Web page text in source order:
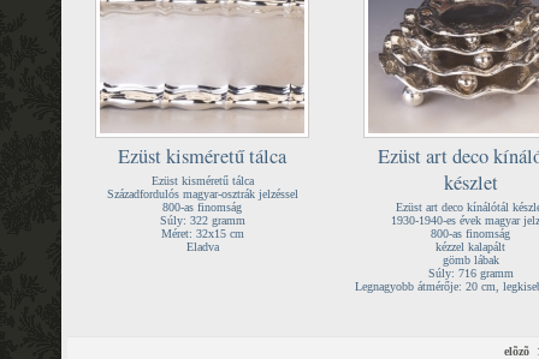
Ezüst kisméretű tálca
Ezüst kisméretű tálca
Századfordulós magyar-osztrák jelzéssel
800-as finomság
Súly: 322 gramm
Méret: 32x15 cm
Eladva
Ezüst art deco
készlet
Ezüst art deco kínálótál
1930-1940-es évek magyar
800-as finomság
kézzel kalapált
gömb lábak
Súly: 716 gramm
Legnagyobb átmérője: 20 cm,
elõzõ